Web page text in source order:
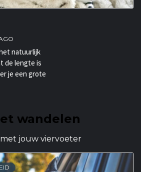
natuurlijk
de lengte is
je een grote
wandelen
jouw viervoeter